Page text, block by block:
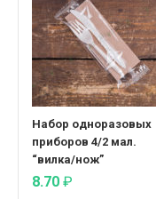
Набор одноразовых
приборов 4/2 мал.
“вилка/нож”
8.70 ₽